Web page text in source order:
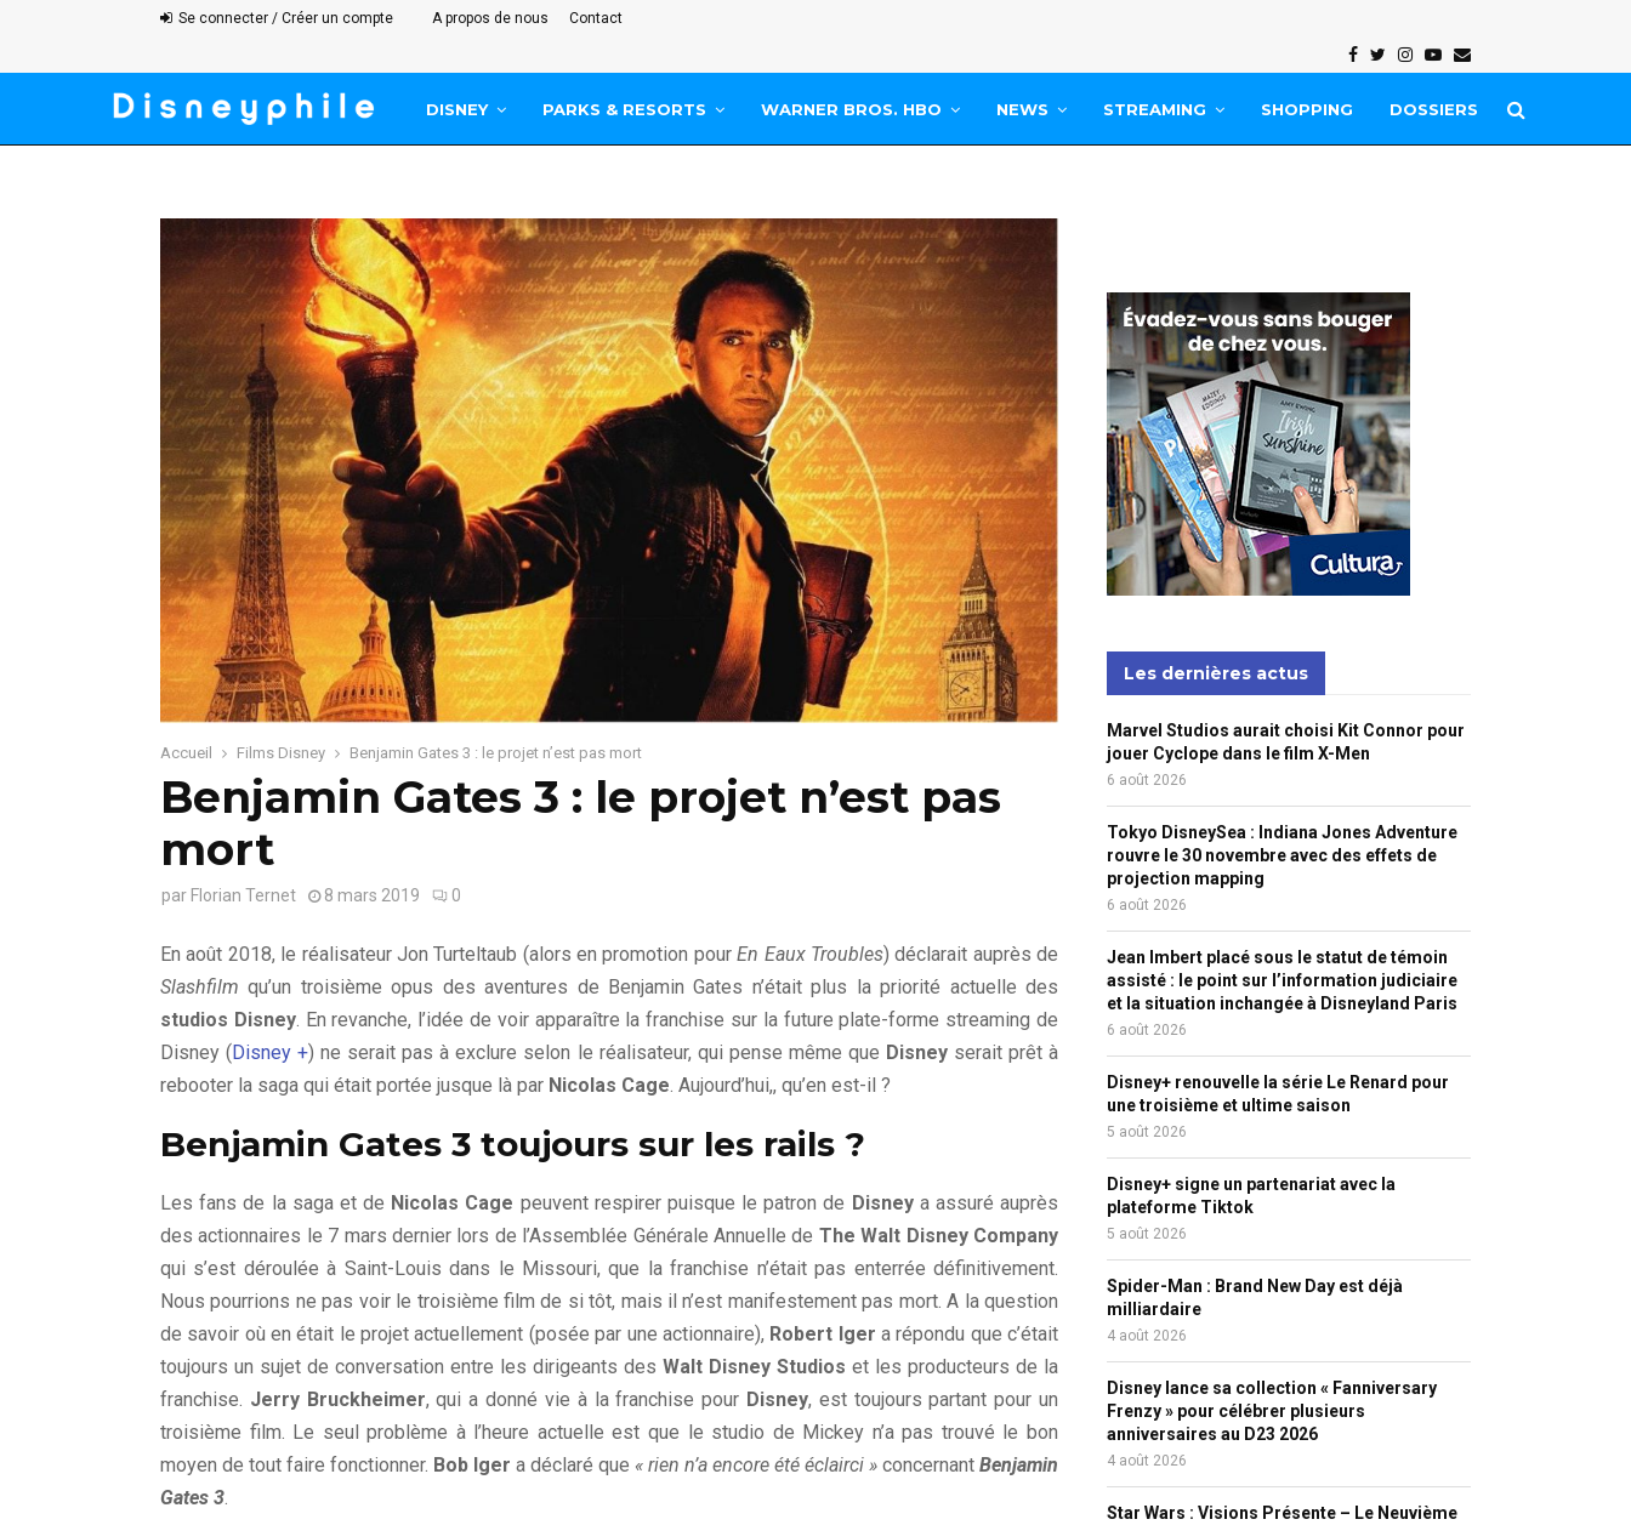
Se connecter / Créer un compte A propos de nous Contact
Facebook
Twitter
Instagram
Youtube
Email
DISNEY PARKS & RESORTS WARNER BROS. HBO NEWS STREAMING SHOPPING DOSSIERS
Accueil Films Disney Benjamin Gates 3 : le projet n’est pas mort
Benjamin Gates 3 : le projet n’est pas
mort
par Florian Ternet 8 mars 2019 0
En août 2018, le réalisateur Jon Turteltaub (alors en promotion pourEn Eaux Troubles) déclarait auprès de
Slashfilm qu’un troisième opus des aventures de Benjamin Gates n’était plus la priorité actuelle des
studios Disney. En revanche, l’idée de voir apparaître la franchise sur la future plate-forme streaming de
Disney ( Disney +) ne serait pas à exclure selon le réalisateur, qui pense même que Disneyserait prêt à
rebooter la saga qui était portée jusque là par Nicolas Cage. Aujourd’hui,, qu’en est-il ?
Benjamin Gates 3 toujours sur les rails ?
Les fans de la saga et de Nicolas Cage peuvent respirer puisque le patron de Disneya assuré auprès
des actionnaires le 7 mars dernier lors de l’Assemblée Générale Annuelle de The Walt Disney Company
qui s’est déroulée à Saint-Louis dans le Missouri, que la franchise n’était pas enterrée définitivement.
Nous pourrions ne pas voir le troisième film de si tôt, mais il n’est manifestement pas mort. A la question
de savoir où en était le projet actuellement (posée par une actionnaire), Robert Iger a répondu que c’était
toujours un sujet de conversation entre les dirigeants des Walt Disney Studios et les producteurs de la
franchise. Jerry Bruckheimer, qui a donné vie à la franchise pour Disney, est toujours partant pour un
troisième film. Le seul problème à l’heure actuelle est que le studio de Mickey n’a pas trouvé le bon
moyen de tout faire fonctionner. Bob Iger a déclaré que « rien n’a encore été éclairci » concernant Benjamin
Gates 3.
Les dernières actus
Marvel Studios aurait choisi Kit Connor pour
jouer Cyclope dans le film X-Men
6 août 2026
Tokyo DisneySea : Indiana Jones Adventure
rouvre le 30 novembre avec des effets de
projection mapping
6 août 2026
Jean Imbert placé sous le statut de témoin
assisté : le point sur l’information judiciaire
et la situation inchangée à Disneyland Paris
6 août 2026
Disney+ renouvelle la série Le Renard pour
une troisième et ultime saison
5 août 2026
Disney+ signe un partenariat avec la
plateforme Tiktok
5 août 2026
Spider-Man : Brand New Day est déjà
milliardaire
4 août 2026
Disney lance sa collection « Fanniversary
Frenzy » pour célébrer plusieurs
anniversaires au D23 2026
4 août 2026
Star Wars : Visions Présente – Le Neuvième